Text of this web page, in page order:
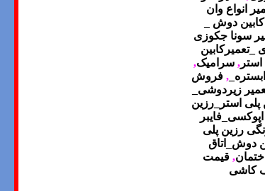
انواع وان
_ فروش کابین دوش _
سونا جکوزی
_تعمیرکابین
, سرامیک,
, فروش
زیردوشی_
استر_رزین
رزین پلی
دوش_اتاق
, قیمت
کاشی